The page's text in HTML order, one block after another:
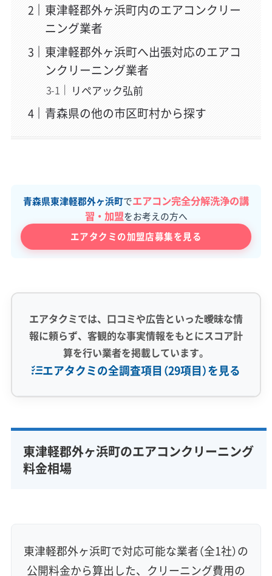
東津軽郡外ヶ浜町内のエアコンクリー
ニング業者
東津軽郡外ヶ浜町へ出張対応のエアコ
ンクリーニング業者
リペアック弘前
青森県の他の市区町村から探す
青森県東津軽郡外ヶ浜町でエアコン完全分解洗浄の講
習・加盟をお考えの方へ
エアタクミの加盟店募集を見る
エアタクミでは、口コミや広告といった曖昧な情
報に頼らず、客観的な事実情報をもとにスコア計
算を行い業者を掲載しています。
エアタクミの全調査項目（29項目）を見る
完全分解洗浄 部分クリーニング
実績10年以上
資格保有スタッフ
エコ洗剤使用
アレルギー対策
ハウスダスト除去
地域密着型
フランチャイズ
東津軽郡外ヶ浜町のエアコンクリーニング
料金相場
東津軽郡外ヶ浜町で対応可能な業者（全1社）の
公開料金から算出した、クリーニング費用の